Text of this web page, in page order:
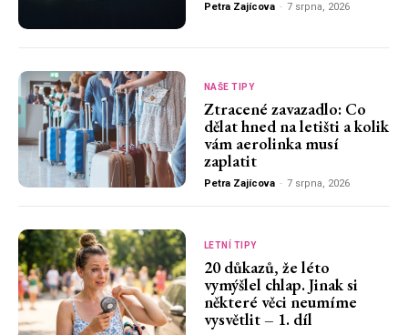
Petra Zajícova - 7 srpna, 2026
NAŠE TIPY
Ztracené zavazadlo: Co
dělat hned na letišti a kolik
vám aerolinka musí
zaplatit
Petra Zajícova - 7 srpna, 2026
LETNÍ TIPY
20 důkazů, že léto
vymýšlel chlap. Jinak si
některé věci neumíme
vysvětlit – 1. díl